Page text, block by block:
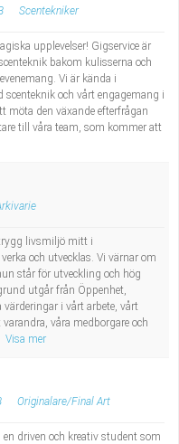
Scentekniker
upplevelser! Gigservice är
bakom kulisserna och
Vi är kända i
scenteknik och vårt engagemang i
möta den växande efterfrågan
till våra team, som kommer att
livsmiljö mitt i
och utvecklas. Vi värnar om
står för utveckling och hög
utgår från Öppenhet,
värderingar i vårt arbete, vårt
våra medborgare och
Visa mer
Originalare/Final Art
driven och kreativ student som